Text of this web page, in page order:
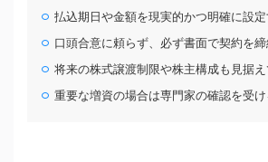
払込期日や金額を現実的かつ明確に設定
口頭合意に頼らず、必ず書面で契約を
将来の株式譲渡制限や株主構成も見据
重要な増資の場合は専門家の確認を受け